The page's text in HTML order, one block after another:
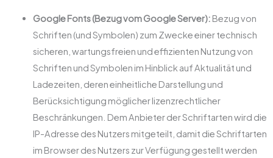
Google Fonts (Bezug vom Google Server): Bezug von
Schriften (und Symbolen) zum Zwecke einer technisch
sicheren, wartungsfreien und effizienten Nutzung von
Schriften und Symbolen im Hinblick auf Aktualität und
Ladezeiten, deren einheitliche Darstellung und
Berücksichtigung möglicher lizenzrechtlicher
Beschränkungen. Dem Anbieter der Schriftarten wird die
IP-Adresse des Nutzers mitgeteilt, damit die Schriftarten
im Browser des Nutzers zur Verfügung gestellt werden